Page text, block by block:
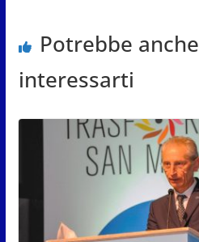
Potrebbe anche
interessarti